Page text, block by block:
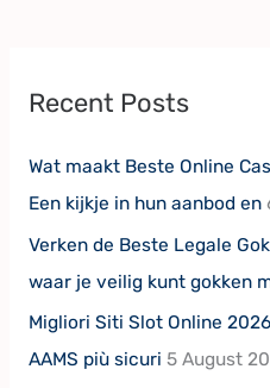
Recent Posts
Wat maakt Beste Online
Een kijkje in hun aanbod en
Verken de Beste Legale
waar je veilig kunt gokken
Migliori Siti Slot Online
AAMS più sicuri 5 August